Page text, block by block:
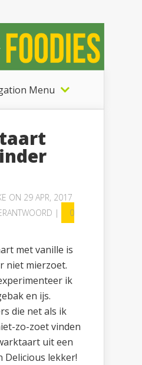
Menu
ON 29 APR, 2017
|
0
met vanille is
niet mierzoet.
ik
en ijs.
die net als ik
zo-zoet vinden
uit een
Delicious lekker!